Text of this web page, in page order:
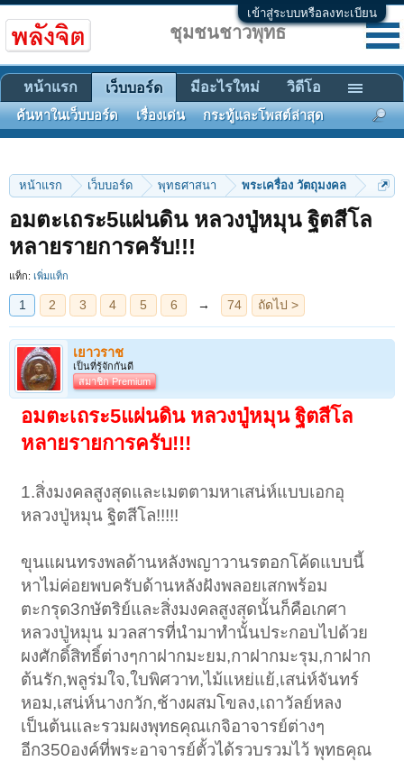
เข้าสู่ระบบหรือลงทะเบียน
หน้าแรก เว็บบอร์ด พุทธศาสนา พระเครื่อง วัตถุมงคล
อมตะเถระ5แผ่นดิน หลวงปู่หมุน ฐิตสีโล
หลายรายการครับ!!!
แท็ก: เพิ่มแท็ก
1 2 3 4 5 6 → 74 ถัดไป >
เยาวราช
เป็นที่รู้จักกันดี
สมาชิก Premium
อมตะเถระ5แผ่นดิน หลวงปู่หมุน ฐิตสีโล
หลายรายการครับ!!!
1.สิ่งมงคลสูงสุดและเมตตามหาเสน่ห์แบบเอกอุ
หลวงปู่หมุน ฐิตสีโล!!!!!
ขุนแผนทรงพลด้านหลังพญาวานรตอกโค้ดแบบนี้
หาไม่ค่อยพบครับด้านหลังฝังพลอยเสกพร้อม
ตะกรุด3กษัตริย์และสิ่งมงคลสูงสุดนั้นก็คือเกศา
หลวงปู่หมุน มวลสารที่นำมาทำนั้นประกอบไปด้วย
ผงศักดิ์สิทธิ์ต่างๆกาฝากมะยม,กาฝากมะรุม,กาฝาก
ต้นรัก,พลูร่มใจ,ใบพิศวาท,ไม้แหย่แย้,เสน่ห์จันทร์
หอม,เสน่ห์นางกวัก,ช้างผสมโขลง,เถาวัลย์หลง
เป็นต้นและรวมผงพุทธคุณเกจิอาจารย์ต่างๆ
อีก350องค์ที่พระอาจารย์ตั้วได้รวบรวมไว้ พุทธคุณ
ชุมชนชาวพุทธ
หน้าแรก เว็บบอร์ด
ค้นหาในเว็บบอร์ด เรื่องเด่น กระทู้และโพสต์ล่าสุด
มีอะไรใหม่ วิดีโอ